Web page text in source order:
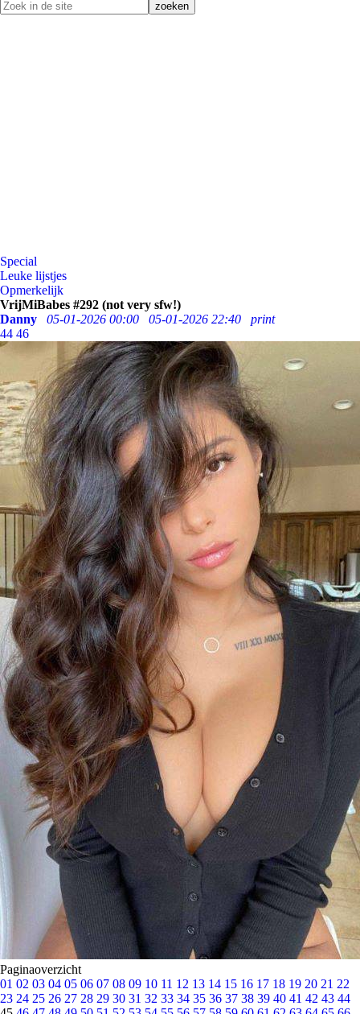
Special
Leuke lijstjes
Opmerkelijk
VrijMiBabes #292 (not very sfw!)
Danny
05-01-2026 00:00 05-01-2026 22:40
print
44 46
Paginaoverzicht
01 02 03 04 05 06 07 08 09 10 11 12 13 14 15 16 17 18 19 20 21 22
23 24 25 26 27 28 29 30 31 32 33 34 35 36 37 38 39 40 41 42 43 44